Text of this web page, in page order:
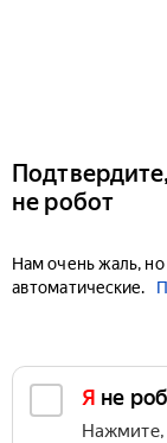
не робот
Нам очень жаль,
автоматические.
Я не
Нажмите,